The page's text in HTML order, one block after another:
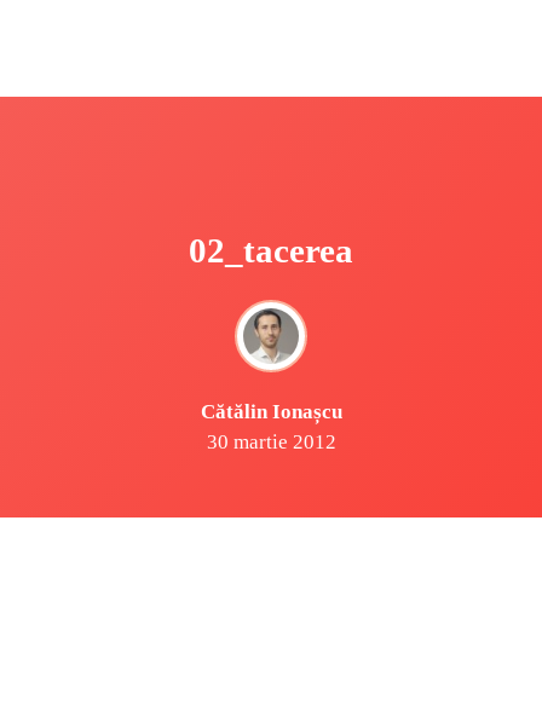
02_tacerea
Cătălin Ionașcu
30 martie 2012